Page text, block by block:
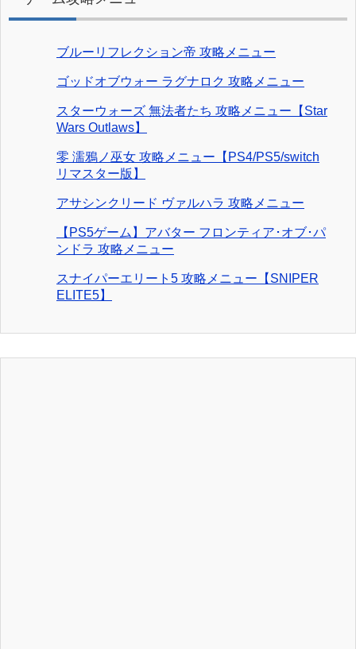
ブルーリフレクション帝 攻略メニュー
ゴッドオブウォー ラグナロク 攻略メニュー
スターウォーズ 無法者たち 攻略メニュー【Star
Wars Outlaws】
零 濡鴉ノ巫女 攻略メニュー【PS4/PS5/switch
リマスター版】
アサシンクリード ヴァルハラ 攻略メニュー
【PS5ゲーム】アバター フロンティア･オブ･パ
ンドラ 攻略メニュー
スナイパーエリート5 攻略メニュー【SNIPER
ELITE5】